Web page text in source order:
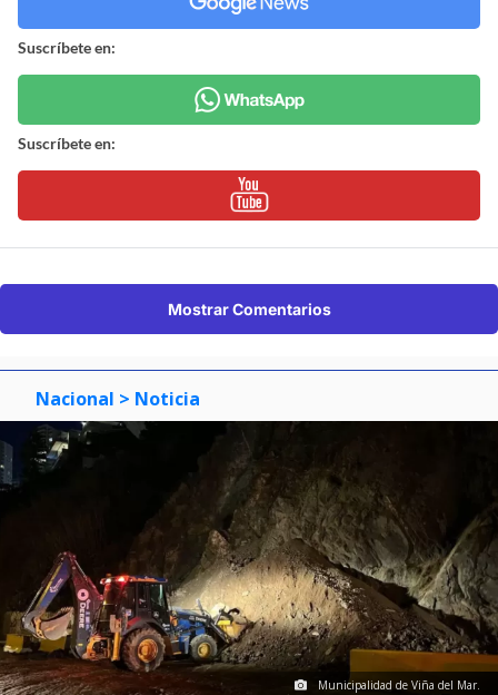
Suscríbete en:
Suscríbete en:
Mostrar Comentarios
Nacional > Noticia
Municipalidad de Viña del Mar.